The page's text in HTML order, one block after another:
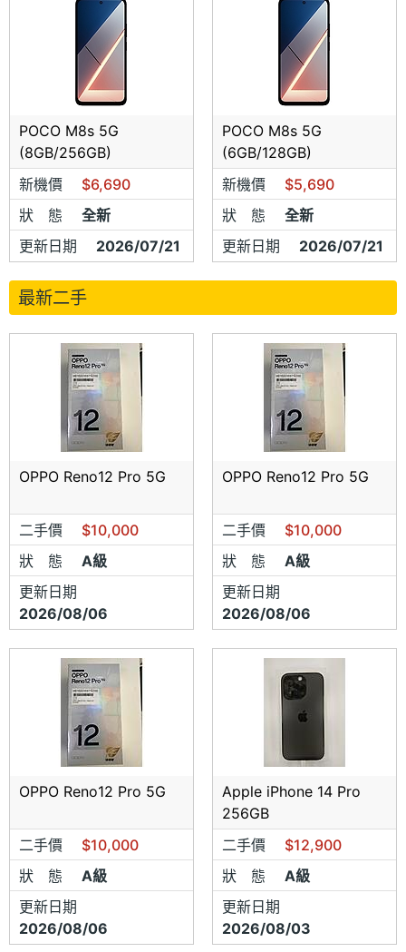
POCO M8s 5G
(8GB/256GB)
新機價
$6,690
狀 態
全新
更新日期
2026/07/21
POCO M8s 5G
(6GB/128GB)
新機價
$5,690
狀 態
全新
更新日期
2026/07/21
最新二手
OPPO Reno12 Pro 5G
二手價
$10,000
狀 態
A級
更新日期
2026/08/06
OPPO Reno12 Pro 5G
二手價
$10,000
狀 態
A級
更新日期
2026/08/06
OPPO Reno12 Pro 5G
二手價
$10,000
狀 態
A級
更新日期
2026/08/06
Apple iPhone 14 Pro
256GB
二手價
$12,900
狀 態
A級
更新日期
2026/08/03